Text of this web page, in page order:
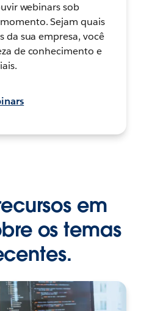
webinars sob
Sejam quais
da sua empresa, você
de conhecimento e
em
os temas